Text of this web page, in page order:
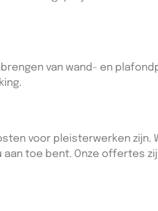
van wand- en
voor pleisterwerken zijn.
toe bent. Onze offertes